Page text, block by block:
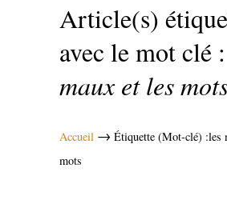
Article(s)
avec le mot clé :
maux et les
Accueil → Étiquette (Mot-clé) :les
mots